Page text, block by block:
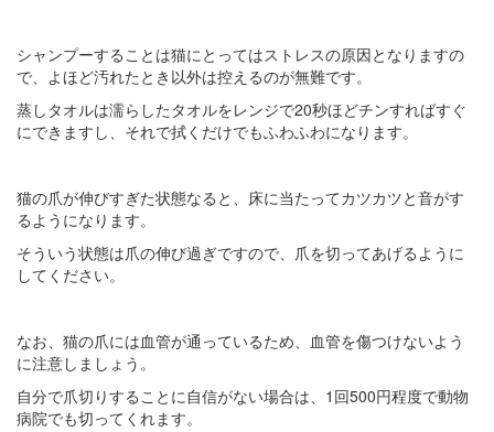
シャンプーすることは猫にとってはストレスの原因となりますの
で、よほど汚れたとき以外は控えるのが無難です。
蒸しタオルは濡らしたタオルをレンジで20秒ほどチンすればすぐ
にできますし、それで拭くだけでもふわふわになります。
猫の爪が伸びすぎた状態なると、床に当たってカツカツと音がす
るようになります。
そういう状態は爪の伸び過ぎですので、爪を切ってあげるように
してください。
なお、猫の爪には血管が通っているため、血管を傷つけないよう
に注意しましょう。
自分で爪切りすることに自信がない場合は、1回500円程度で動物
病院でも切ってくれます。